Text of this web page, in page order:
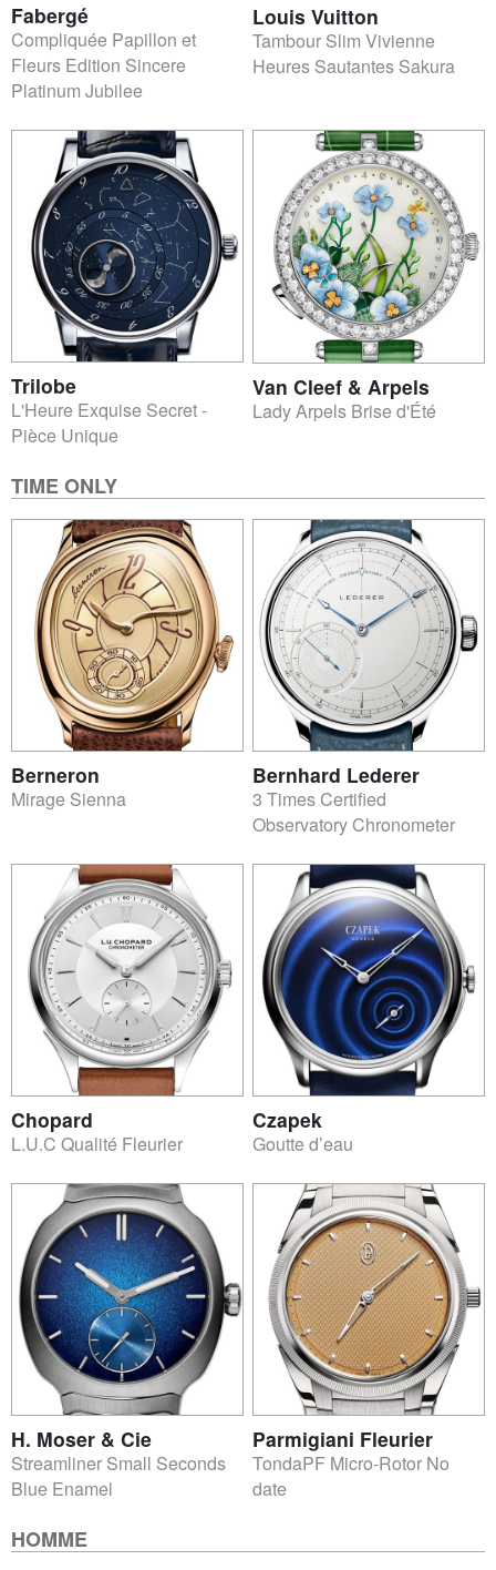
Fabergé
Compliquée Papillon et
Fleurs Edition Sincere
Platinum Jubilee
Louis Vuitton
Tambour Slim Vivienne
Heures Sautantes Sakura
Trilobe
L'Heure Exquise Secret -
Pièce Unique
Van Cleef & Arpels
Lady Arpels Brise d'Été
TIME ONLY
Berneron
Mirage Sienna
Bernhard Lederer
3 Times Certified
Observatory Chronometer
Chopard
L.U.C Qualité Fleurier
Czapek
Goutte d’eau
H. Moser & Cie
Streamliner Small Seconds
Blue Enamel
Parmigiani Fleurier
TondaPF Micro-Rotor No
date
HOMME